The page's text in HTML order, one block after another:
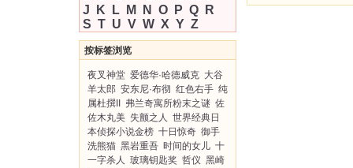
J
K L M N O P Q
R
S T U V W X Y Z
按标签浏览
夜叉神堂 爱德华·哈德威克 大谷
羊太郎 安东尼·布彻 红色右手 纯
属杜撰II
弗兰奇寓所粉末之谜 佐
佐木丸美 失颤之人 世界经典日
本侦探小说金榜 十日惊奇 御手
洗熊猫 黑岩重吾 时间的女儿 十
一字杀人 玻璃钥匙奖 哲仪 黑崎